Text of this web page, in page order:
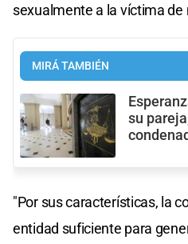
sexualmente a la víctima de
MIRÁ TAMBIÉN
su
"Por sus características, la
entidad suficiente para